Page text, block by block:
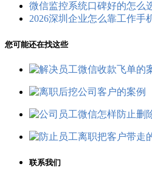
微信监控系统口碑好的怎么
2026深圳企业怎么靠工作手
您可能还在找这些
联系我们